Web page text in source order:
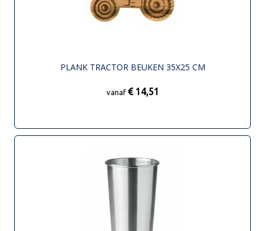
PLANK TRACTOR BEUKEN 35X25 CM
vanaf € 14,51